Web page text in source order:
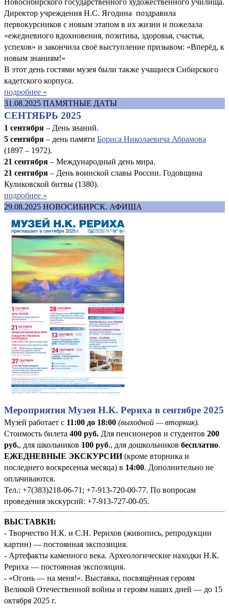
Новосибирского государственного художественного училища.
Директор учреждения Н.С. Ягодина поздравила
первокурсников с новым этапом в их жизни и пожелала
«ежедневного вдохновения, позитива, здоровья, счастья,
успехов» и закончила своё выступление призывом: «Вперёд, к
новым знаниям!»
В этот день гостями музея были также учащиеся Сибирского
кадетского корпуса.
подробнее »
31.08.2025 ПАМЯТНЫЕ ДАТЫ
СЕНТЯБРЬ 2025
1 сентября – День знаний.
5 сентября – день памяти Бориса Николаевича Абрамова
(1897 – 1972).
21 сентября – Международный день мира.
21 сентября – День воинской славы России. Годовщина
Куликовской битвы (1380).
подробнее »
29.08.2025 НОВОСИБИРСК. АФИША
Мероприятия Музея Н.К. Рериха в сентябре 2025
Музей работает с 11:00 до 18:00 (выходной — вторник).
Стоимость билета 400 руб. Для пенсионеров и студентов 200
руб., для школьников 100 руб., для дошкольников бесплатно.
ЕЖЕДНЕВНЫЕ ЭКСКУРСИИ(кроме вторника и
последнего воскресенья месяца) в 14:00. Дополнительно не
оплачиваются.
Тел.: +7(383)218-06-71; +7-913-720-00-77. По вопросам
проведения экскурсий: +7-913-727-00-05.
ВЫСТАВКИ:
- Творчество Н.К. и С.Н. Рерихов (живопись, репродукции
картин) — постоянная экспозиция.
- Артефакты каменного века. Археологические находки Н.К.
Рериха — постоянная экспозиция.
- «Огонь — на меня!». Выставка, посвящённая героям
Великой Отечественной войны и героям наших дней — до 15
октября 2025 г.